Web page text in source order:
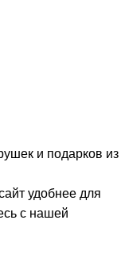
и подарков из
удобнее для
с нашей